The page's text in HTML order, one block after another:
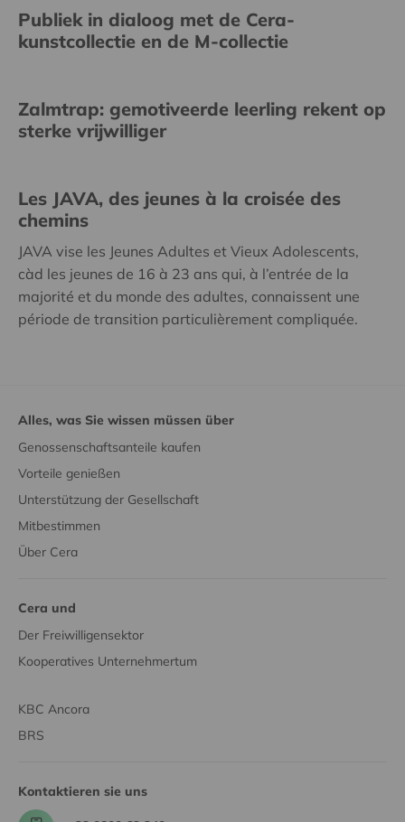
Publiek in dialoog met de Cera-
kunstcollectie en de M-collectie
Zalmtrap: gemotiveerde leerling rekent op
sterke vrijwilliger
Les JAVA, des jeunes à la croisée des
chemins
JAVA vise les Jeunes Adultes et Vieux Adolescents,
càd les jeunes de 16 à 23 ans qui, à l’entrée de la
majorité et du monde des adultes, connaissent une
période de transition particulièrement compliquée.
Alles, was Sie wissen müssen über
Genossenschaftsanteile kaufen
Vorteile genießen
Unterstützung der Gesellschaft
Mitbestimmen
Über Cera
Cera und
Der Freiwilligensektor
Kooperatives Unternehmertum
KBC Ancora
BRS
Kontaktieren sie uns